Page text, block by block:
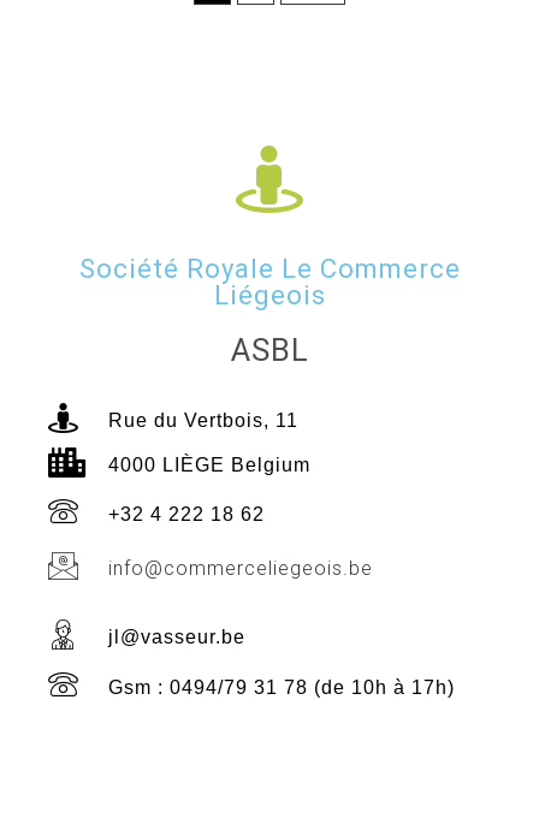
Société Royale Le Commerce
Liégeois
ASBL
Rue du Vertbois, 11
4000 LIÈGE Belgium
+32 4 222 18 62
info@commerceliegeois.be
jl@vasseur.be
Gsm : 0494/79 31 78 (de 10h à 17h)